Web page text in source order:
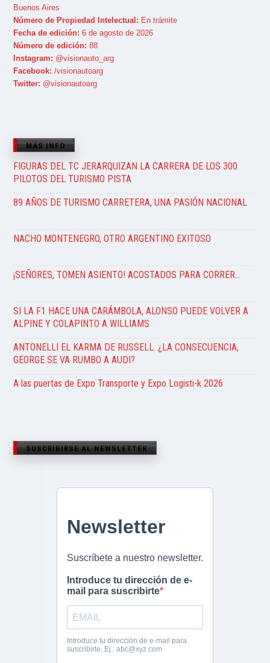
Buenos Aires
Número de Propiedad Intelectual: En trámite
Fecha de edición: 6 de agosto de 2026
Número de edición: 88
Instagram: @visionauto_arg
Facebook: /visionautoarg
Twitter: @visionautoarg
MÁS INFO
FIGURAS DEL TC JERARQUIZAN LA CARRERA DE LOS 300
PILOTOS DEL TURISMO PISTA
89 AÑOS DE TURISMO CARRETERA, UNA PASIÓN NACIONAL
NACHO MONTENEGRO, OTRO ARGENTINO EXITOSO
¡SEÑORES, TOMEN ASIENTO! ACOSTADOS PARA CORRER…
SI LA F1 HACE UNA CARÁMBOLA, ALONSO PUEDE VOLVER A
ALPINE Y COLAPINTO A WILLIAMS
ANTONELLI EL KARMA DE RUSSELL. ¿LA CONSECUENCIA,
GEORGE SE VA RUMBO A AUDI?
A las puertas de Expo Transporte y Expo Logisti-k 2026
SUSCRIBIRSE AL NEWSLETTER